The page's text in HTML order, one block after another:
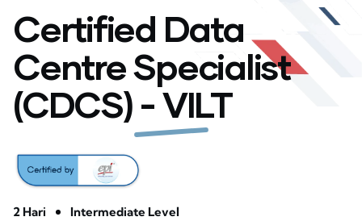
Certified Data
Centre Specialist
(CDCS) - VILT
2 Hari Intermediate Level